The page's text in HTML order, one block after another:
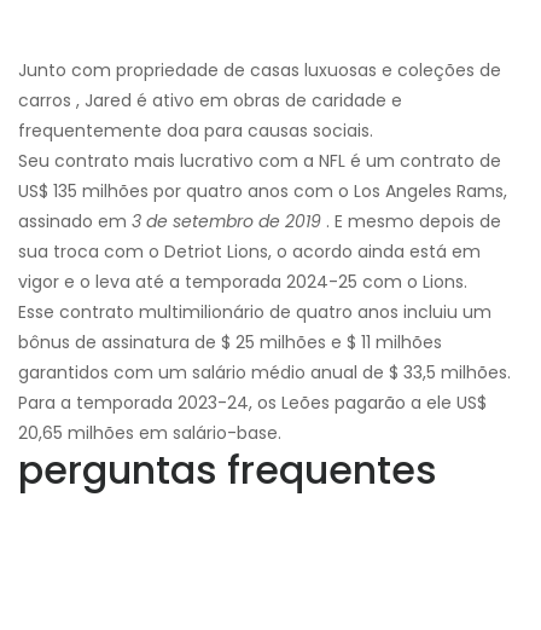
Junto com propriedade de casas luxuosas e coleções de
carros , Jared é ativo em obras de caridade e
frequentemente doa para causas sociais.
Seu contrato mais lucrativo com a NFL é um contrato de
US$ 135 milhões por quatro anos com o Los Angeles Rams,
assinado em 3 de setembro de 2019 . E mesmo depois de
sua troca com o Detriot Lions, o acordo ainda está em
vigor e o leva até a temporada 2024-25 com o Lions.
Esse contrato multimilionário de quatro anos incluiu um
bônus de assinatura de $ 25 milhões e $ 11 milhões
garantidos com um salário médio anual de $ 33,5 milhões.
Para a temporada 2023-24, os Leões pagarão a ele US$
20,65 milhões em salário-base.
perguntas frequentes